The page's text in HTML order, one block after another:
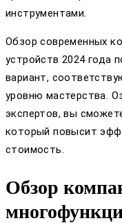
инструментами.
Обзор современных
устройств 2024 года
вариант,
уровню мастерства.
экспертов, вы
который повысит
стоимость.
Обзор